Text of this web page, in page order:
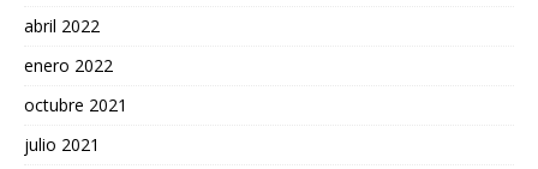
abril 2022
enero 2022
octubre 2021
julio 2021